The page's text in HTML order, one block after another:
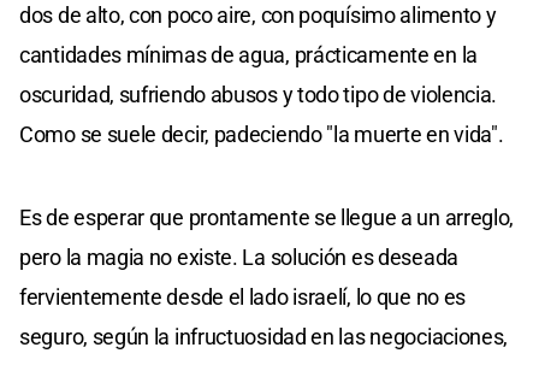
dos de alto, con poco aire, con poquísimo alimento y
cantidades mínimas de agua, prácticamente en la
oscuridad, sufriendo abusos y todo tipo de violencia.
Como se suele decir, padeciendo "la muerte en vida".
Es de esperar que prontamente se llegue a un arreglo,
pero la magia no existe. La solución es deseada
fervientemente desde el lado israelí, lo que no es
seguro, según la infructuosidad en las negociaciones,